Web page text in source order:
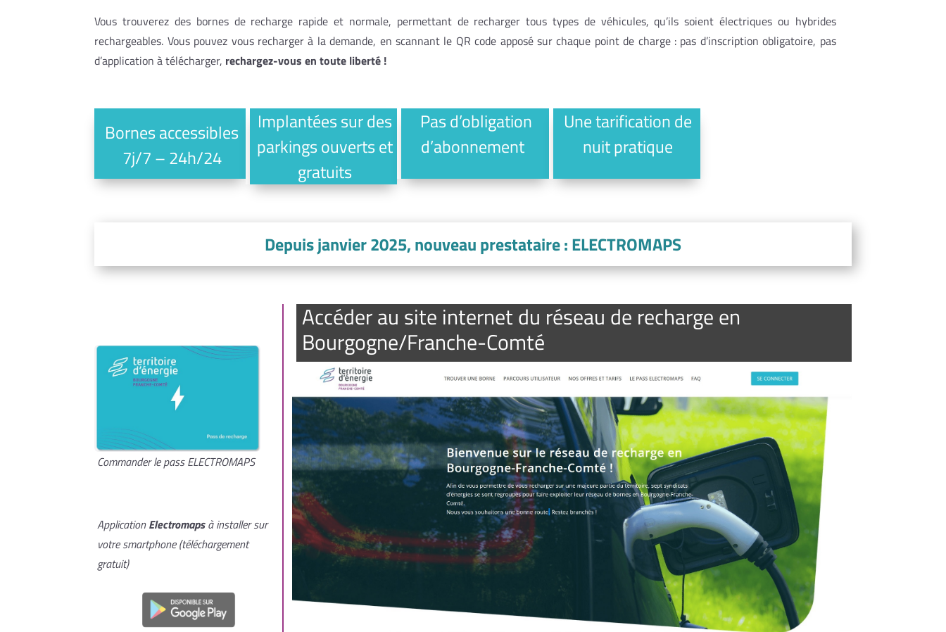
Vous trouverez des bornes de recharge rapide et normale, permettant de recharger tous types de véhicules, qu’ils soient électriques ou hybrides
rechargeables. Vous pouvez vous recharger à la demande, en scannant le QR code apposé sur chaque point de charge : pas d’inscription obligatoire, pas
d’application à télécharger, rechargez-vous en toute liberté !
Bornes accessibles
7j/7 – 24h/24
Implantées sur des
parkings ouverts et
gratuits
Pas d’obligation
d’abonnement
Une tarification de
nuit pratique
Depuis janvier 2025, nouveau prestataire : ELECTROMAPS
Commander le pass ELECTROMAPS
ApplicationElectromapsà installer sur
votre smartphone (téléchargement
gratuit)
Accéder au site internet du réseau de recharge en
Bourgogne/Franche-Comté